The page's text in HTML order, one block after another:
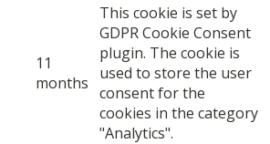
11
months
This cookie is set by
GDPR Cookie Consent
plugin. The cookie is
used to store the user
consent for the
cookies in the category
"Analytics".